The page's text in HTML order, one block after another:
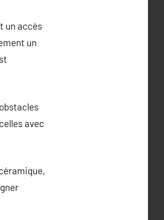
un accès
un
avec